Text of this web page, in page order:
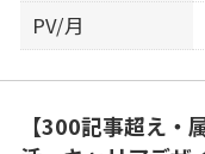
PV/月
【300記事超え・